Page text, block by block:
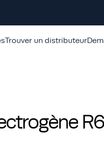
Trouver un distributeur